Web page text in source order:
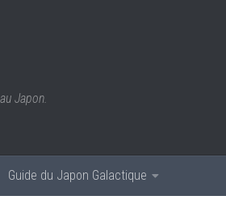
Japon.
Guide du Japon Galactique